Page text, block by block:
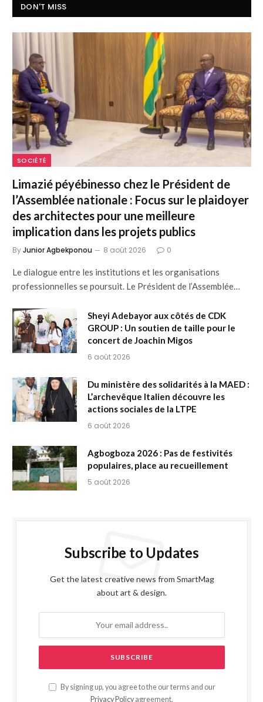
DON'T MISS
SOCIÉTÉ
Limazié péyébinesso chez le Président de
l’Assemblée nationale : Focus sur le plaidoyer
des architectes pour une meilleure
implication dans les projets publics
ByJunior Agbekponou 8 août 2026 0
Le dialogue entre les institutions et les organisations
professionnelles se poursuit. Le Président de l’Assemblée…
Sheyi Adebayor aux côtés de CDK
GROUP : Un soutien de taille pour le
concert de Joachin Migos
6 août 2026
Du ministère des solidarités à la MAED :
L’archevêque Italien découvre les
actions sociales de la LTPE
6 août 2026
Agbogboza 2026 : Pas de festivités
populaires, place au recueillement
5 août 2026
Subscribe to Updates
Get the latest creative news from SmartMag
about art & design.
By signing up, you agree to the our terms and our
Privacy Policy agreement.